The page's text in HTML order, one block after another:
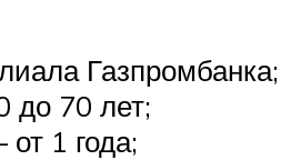
Газпромбанка;
до 70 лет;
1 года;